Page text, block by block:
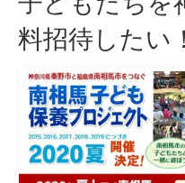
料招待したい！